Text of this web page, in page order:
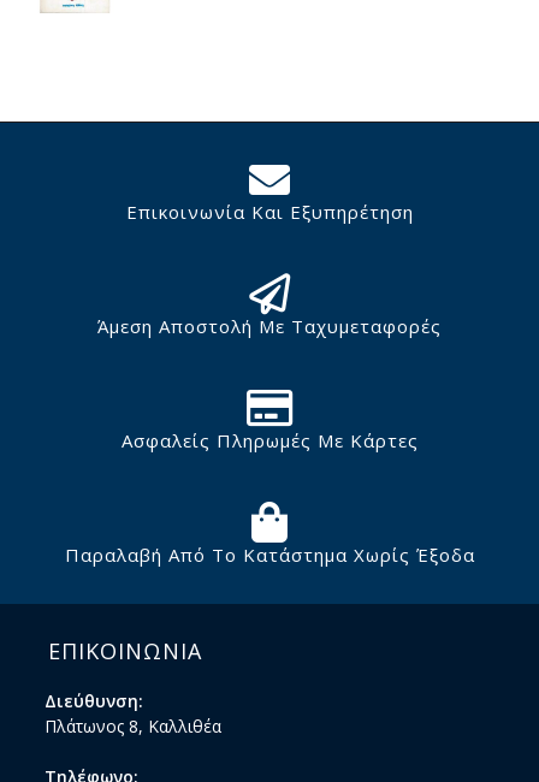
Επικοινωνία Και Εξυπηρέτηση
Άμεση Αποστολή Με Ταχυμεταφορές
Ασφαλείς Πληρωμές Με Κάρτες
Παραλαβή Από Το Κατάστημα Χωρίς Έξοδα
ΕΠΙΚΟΙΝΩΝΙΑ
Διεύθυνση:
Πλάτωνος 8, Καλλιθέα
Τηλέφωνο: